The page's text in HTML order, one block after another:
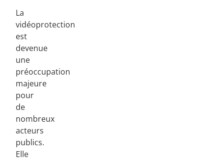
La
vidéoprotection
est
devenue
une
préoccupation
majeure
pour
de
nombreux
acteurs
publics.
Elle